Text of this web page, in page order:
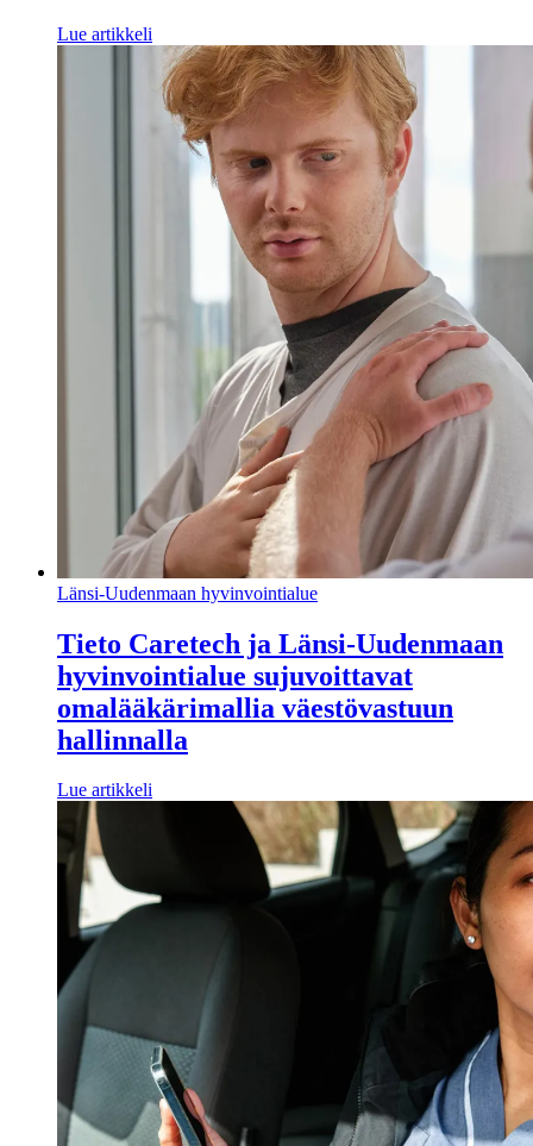
Lue artikkeli
Länsi-Uudenmaan hyvinvointialue
Tieto Caretech ja Länsi-Uudenmaan
hyvinvointialue sujuvoittavat
omalääkärimallia väestövastuun
hallinnalla
Lue artikkeli